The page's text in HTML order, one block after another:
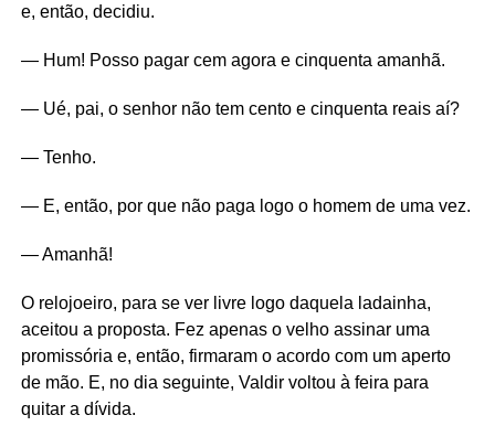
e, então, decidiu.
— Hum! Posso pagar cem agora e cinquenta amanhã.
— Ué, pai, o senhor não tem cento e cinquenta reais aí?
— Tenho.
— E, então, por que não paga logo o homem de uma vez.
— Amanhã!
O relojoeiro, para se ver livre logo daquela ladainha,
aceitou a proposta. Fez apenas o velho assinar uma
promissória e, então, firmaram o acordo com um aperto
de mão. E, no dia seguinte, Valdir voltou à feira para
quitar a dívida.